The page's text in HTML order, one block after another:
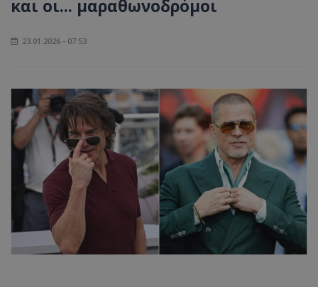
και οι... μαραθωνοδρόμοι
23.01.2026 - 07:53